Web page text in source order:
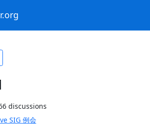
discussions
SIG 例会